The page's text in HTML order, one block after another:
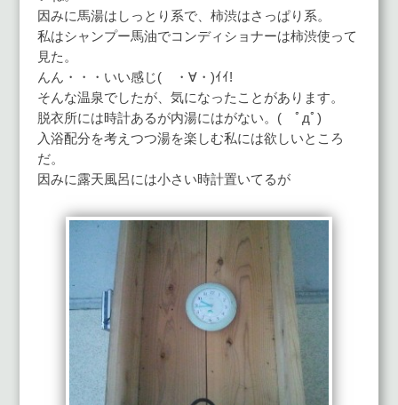
因みに馬湯はしっとり系で、柿渋はさっぱり系。
私はシャンプー馬油でコンディショナーは柿渋使って
見た。
んん・・・いい感じ( ・∀・)ｲｲ!
そんな温泉でしたが、気になったことがあります。
脱衣所には時計あるが内湯にはがない。( ﾟдﾟ)
入浴配分を考えつつ湯を楽しむ私には欲しいところ
だ。
因みに露天風呂には小さい時計置いてるが